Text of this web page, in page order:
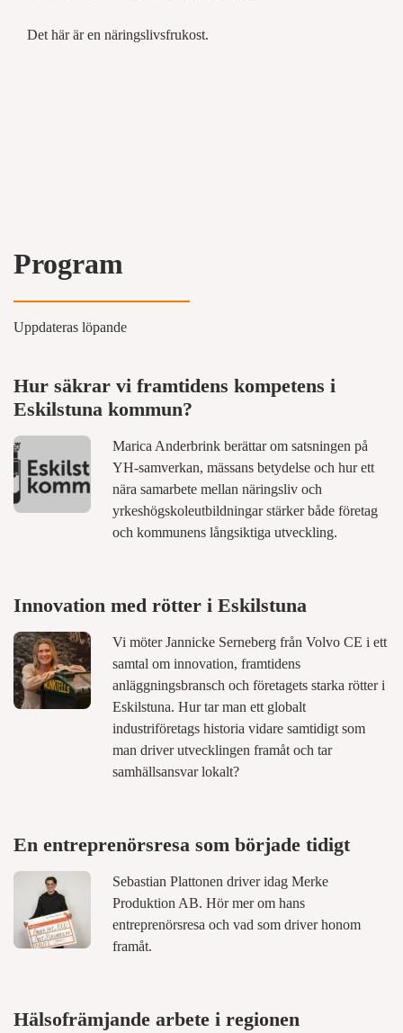
Det här är en näringslivsfrukost.
Program
Uppdateras löpande
Hur säkrar vi framtidens kompetens i
Eskilstuna kommun?
Marica Anderbrink berättar om satsningen på
YH-samverkan, mässans betydelse och hur ett
nära samarbete mellan näringsliv och
yrkeshögskoleutbildningar stärker både företag
och kommunens långsiktiga utveckling.
Innovation med rötter i Eskilstuna
Vi möter Jannicke Serneberg från Volvo CE i ett
samtal om innovation, framtidens
anläggningsbransch och företagets starka rötter i
Eskilstuna. Hur tar man ett globalt
industriföretags historia vidare samtidigt som
man driver utvecklingen framåt och tar
samhällsansvar lokalt?
En entreprenörsresa som började tidigt
Sebastian Plattonen driver idag Merke
Produktion AB. Hör mer om hans
entreprenörsresa och vad som driver honom
framåt.
Hälsofrämjande arbete i regionen